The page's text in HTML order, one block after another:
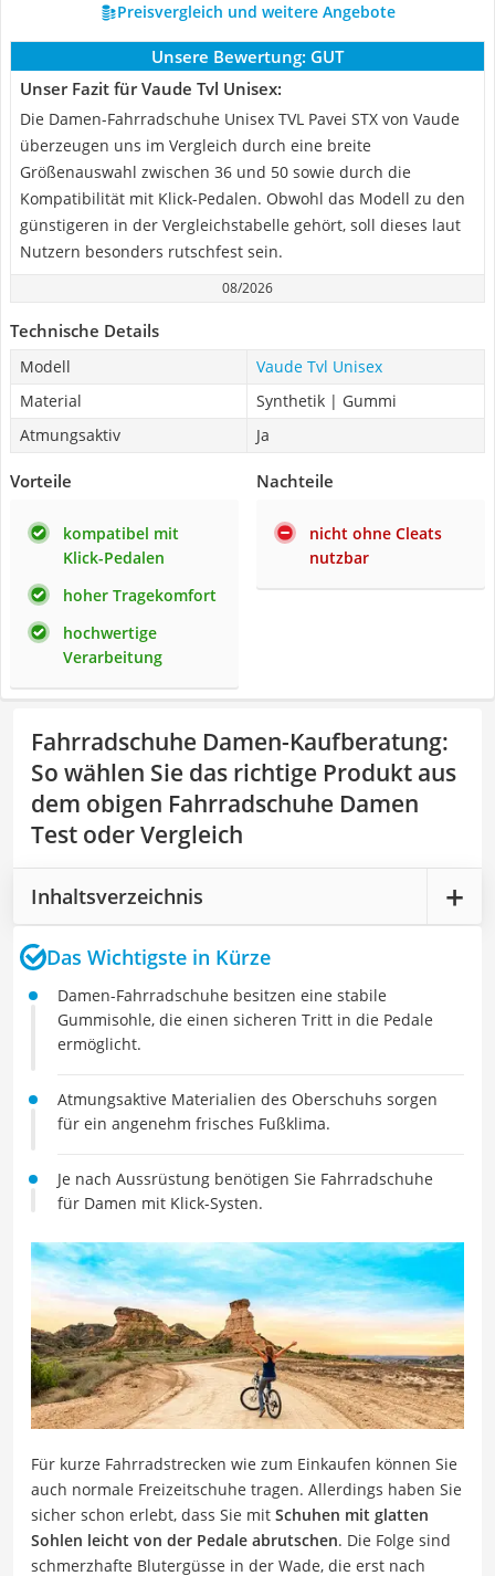
Preisvergleich und weitere Angebote
Unsere Bewertung: GUT
Unser Fazit für Vaude Tvl Unisex:
Die Damen-Fahrradschuhe Unisex TVL Pavei STX von Vaude
überzeugen uns im Vergleich durch eine breite
Größenauswahl zwischen 36 und 50 sowie durch die
Kompatibilität mit Klick-Pedalen. Obwohl das Modell zu den
günstigeren in der Vergleichstabelle gehört, soll dieses laut
Nutzern besonders rutschfest sein.
08/2026
Technische Details
Modell
Vaude Tvl Unisex
Material
Synthetik | Gummi
Atmungsaktiv
Ja
Vorteile
kompatibel mit
Klick-Pedalen
hoher Tragekomfort
hochwertige
Verarbeitung
Nachteile
nicht ohne Cleats
nutzbar
Fahrradschuhe Damen-Kaufberatung:
So wählen Sie das richtige Produkt aus
dem obigen Fahrradschuhe Damen
Test oder Vergleich
Inhaltsverzeichnis
Das Wichtigste in Kürze
Damen-Fahrradschuhe besitzen eine stabile
Gummisohle, die einen sicheren Tritt in die Pedale
ermöglicht.
Atmungsaktive Materialien des Oberschuhs sorgen
für ein angenehm frisches Fußklima.
Je nach Aussrüstung benötigen Sie Fahrradschuhe
für Damen mit Klick-Systen.
Für kurze Fahrradstrecken wie zum Einkaufen können Sie
auch normale Freizeitschuhe tragen. Allerdings haben Sie
sicher schon erlebt, dass Sie mit Schuhen mit glatten
Sohlen leicht von der Pedale abrutschen. Die Folge sind
schmerzhafte Blutergüsse in der Wade, die erst nach